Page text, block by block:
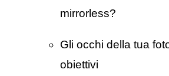
mirrorless?
Gli occhi della tua
obiettivi